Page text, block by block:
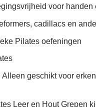
voor handen
cadillacs en
Pilates oefeningen
Alleen geschikt voor
Leer en Hout Grepen